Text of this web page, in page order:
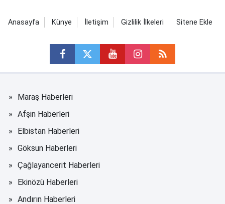
Anasayfa Künye İletişim Gizlilik İlkeleri Sitene Ekle
Maraş Haberleri
Afşin Haberleri
Elbistan Haberleri
Göksun Haberleri
Çağlayancerit Haberleri
Ekinözü Haberleri
Andırın Haberleri